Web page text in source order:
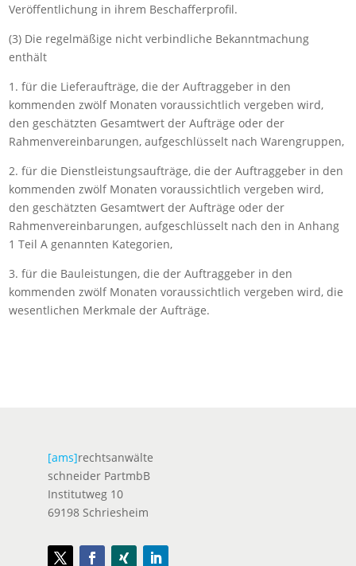
Veröffentlichung in ihrem Beschafferprofil.
(3) Die regelmäßige nicht verbindliche Bekanntmachung
enthält
1. für die Lieferaufträge, die der Auftraggeber in den
kommenden zwölf Monaten voraussichtlich vergeben wird,
den geschätzten Gesamtwert der Aufträge oder der
Rahmenvereinbarungen, aufgeschlüsselt nach Warengruppen,
2. für die Dienstleistungsaufträge, die der Auftraggeber in den
kommenden zwölf Monaten voraussichtlich vergeben wird,
den geschätzten Gesamtwert der Aufträge oder der
Rahmenvereinbarungen, aufgeschlüsselt nach den in Anhang
1 Teil A genannten Kategorien,
3. für die Bauleistungen, die der Auftraggeber in den
kommenden zwölf Monaten voraussichtlich vergeben wird, die
wesentlichen Merkmale der Aufträge.
[ams]rechtsanwälte
schneider PartmbB
Institutweg 10
69198 Schriesheim